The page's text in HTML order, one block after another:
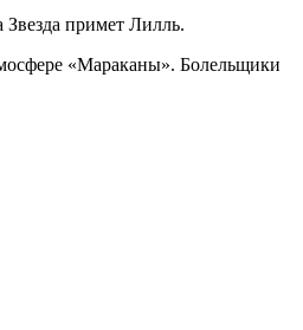
примет Лилль.
«Мараканы». Болельщики